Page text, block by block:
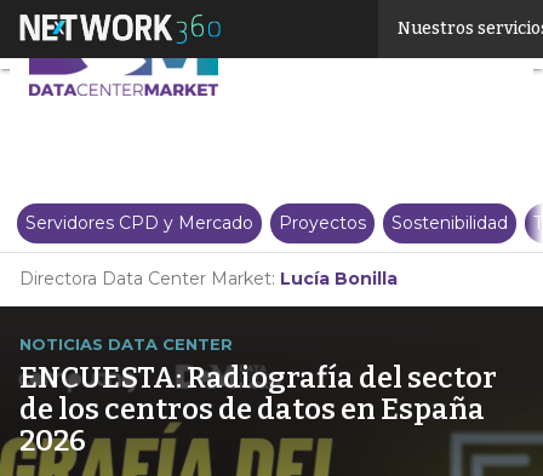
Nuestros
Servidores CPD y Mercado Proyectos Sostenibilidad
Directora Data Center Market: Lucía Bonilla
NOTICIAS DATA CENTER
ENCUESTA: Radiografía del sector
de los centros de datos en España
2026